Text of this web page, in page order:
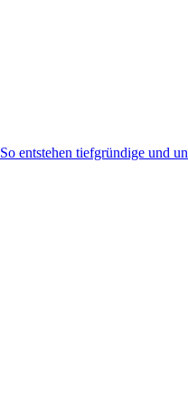
entstehen tiefgründige und